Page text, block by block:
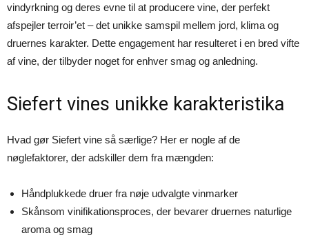
vindyrkning og deres evne til at producere vine, der perfekt
afspejler terroir’et – det unikke samspil mellem jord, klima og
druernes karakter. Dette engagement har resulteret i en bred vifte
af vine, der tilbyder noget for enhver smag og anledning.
Siefert vines unikke karakteristika
Hvad gør Siefert vine så særlige? Her er nogle af de
nøglefaktorer, der adskiller dem fra mængden:
Håndplukkede druer fra nøje udvalgte vinmarker
Skånsom vinifikationsproces, der bevarer druernes naturlige
aroma og smag